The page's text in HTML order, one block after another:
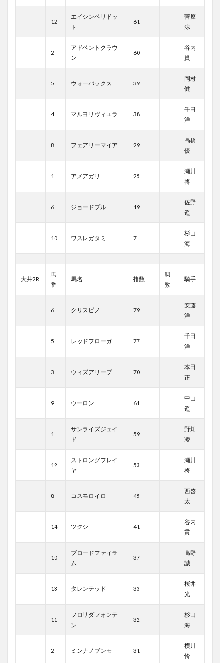
12
エイシンペリドッ
ト
61
菅原
涼
2
アドベントクラウ
ン
60
谷内
貫
5 ウォーバックス 39
岡村
健
4 マルヨリヴィエラ 38
千田
洋
8 フェアリーマイア 29
高橋
優
1 アメアガリ 25
瀬川
将
6 ジョードプル 19
佐野
遥
10 ワスレガタミ 7
杉山
海
大井2R
馬
番
馬名 指数
調
教
騎手
6 クリスピノ 79
安藤
洋
5 レッドフローガ 77
千田
洋
3 ウィズアリープ 70
本田
正
9 ウーロン 61
中山
遥
1
サンライズジェイ
ド
59
野畑
凌
12
ストロングフレイ
ヤ
53
瀬川
将
8 コスモロイロ 45
西啓
太
14 ツクシ 41
谷内
貫
10
ブロードファイラ
ム
37
高野
誠
13 タレンテッド 33
桜井
光
11
フロリダフォンテ
ン
32
杉山
海
2 ミンナノブンモ 31
横川
怜